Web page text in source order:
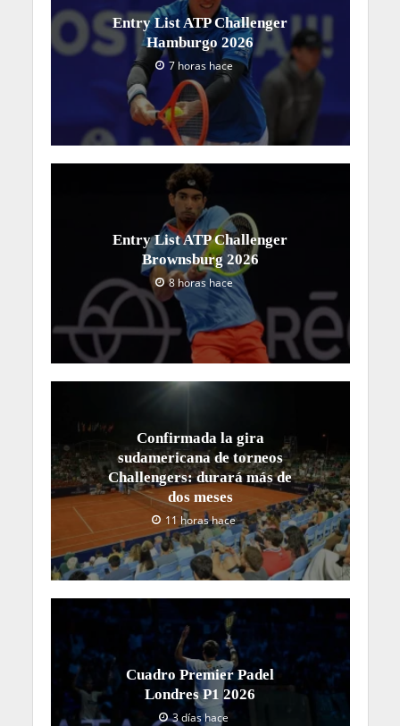
Entry List ATP Challenger
Hamburgo 2026
7 horas hace
Entry List ATP Challenger
Brownsburg 2026
8 horas hace
Confirmada la gira
sudamericana de torneos
Challengers: durará más de
dos meses
11 horas hace
Cuadro Premier Padel
Londres P1 2026
3 días hace